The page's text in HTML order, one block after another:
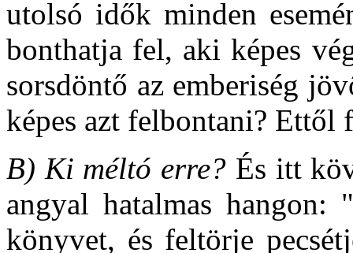
utolsó idők minden
bonthatja fel, aki képes
sorsdöntő az emberiség
képes azt felbontani? Ettől
B) Ki méltó erre? És itt
angyal hatalmas
könyvet, és feltörje